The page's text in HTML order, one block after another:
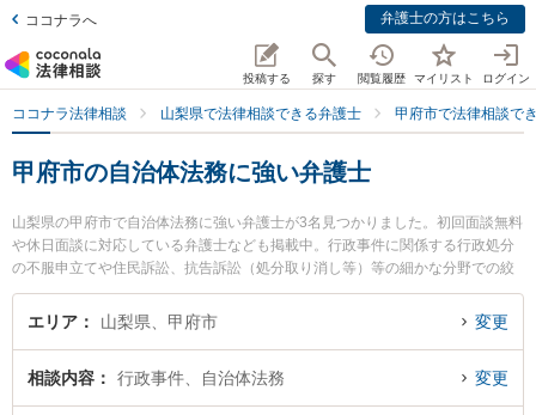
ココナラへ 弁護士の方はこちら
投稿する 探す 閲覧履歴 マイリスト ログイン
ココナラ法律相談 山梨県で法律相談できる弁護士 甲府市で法律相談で
甲府市の自治体法務に強い弁護士
山梨県の甲府市で自治体法務に強い弁護士が3名見つかりました。初回面談無料
や休日面談に対応している弁護士なども掲載中。行政事件に関係する行政処分
の不服申立てや住民訴訟、抗告訴訟（処分取り消し等）等の細かな分野での絞
り込み検索もでき便利です。特に弁護士法人ATB 山梨事務所の木下 徹弁護士や
小野法律事務所の杉本 理紗弁護士、こうみつ法律事務所の甲光 俊一弁護士のプ
治体法務のトラブル解決の実績豊富な近くの弁護士を検索したい』『初回相談
無料で自治体法務を法律相談できる甲府市内の弁護士に相談予約したい』など
エリア 山梨県、甲府市 変更
相談内容 行政事件、自治体法務 変更